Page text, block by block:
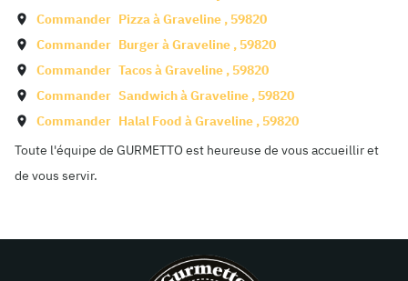
Commander Pizza àGraveline , 59820
Commander Burger àGraveline , 59820
Commander Tacos àGraveline , 59820
Commander Sandwich àGraveline , 59820
Commander Halal Food àGraveline , 59820
Toute l'équipe de GURMETTO est heureuse de vous accueillir et
de vous servir.